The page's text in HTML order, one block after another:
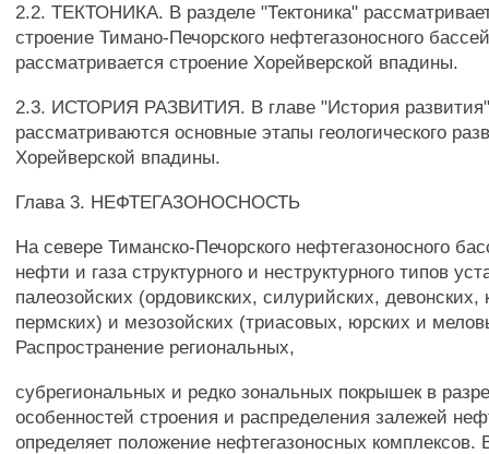
2.2. ТЕКТОНИКА. В разделе "Тектоника"
строение Тимано-Печорского нефтегазоносного
рассматривается строение Хорейверской впадины.
2.3. ИСТОРИЯ РАЗВИТИЯ. В главе "История
рассматриваются основные этапы геологического
Хорейверской впадины.
Глава 3. НЕФТЕГАЗОНОСНОСТЬ
На севере Тиманско-Печорского нефтегазоносного
нефти и газа структурного и неструктурного типов
палеозойских (ордовикских, силурийских, девонских,
пермских) и мезозойских (триасовых, юрских и
Распространение региональных,
субрегиональных и редко зональных покрышек в
особенностей строения и распределения залежей
определяет положение нефтегазоносных